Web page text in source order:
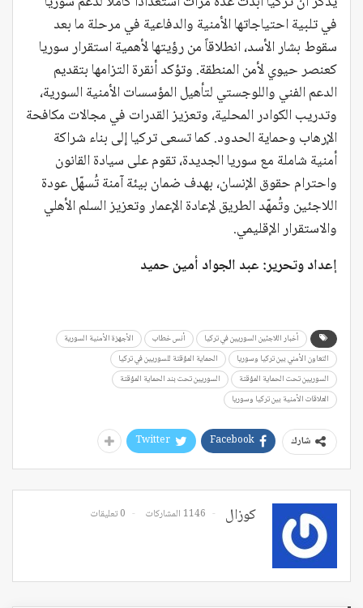
في تلبية احتياجاتها الأمنية والدفاعية في مرحلة ما بعد
سقوط بشار الأسد، انطلاقاً من رؤيتها لأهمية استقرار سوريا
كعنصر حيوي لأمن المنطقة. وتؤكد أنقرة التزامها بتقديم
الدعم الفني واللوجستي لتأهيل المؤسسات الأمنية السورية،
وتدريب الكوادر المحلية، وتعزيز القدرات في مجالات مكافحة
الإرهاب وحماية الحدود. كما تسعى تركيا إلى بناء شراكة
أمنية شاملة مع سوريا الجديدة، تقوم على سيادة القانون
واحترام حقوق الإنسان، بهدف ضمان بيئة آمنة تُسهّل عودة
اللاجئين وتُمهّد الطريق لإعادة الإعمار وتعزيز السلم الأهلي
والاستقرار الإقليمي.
إعداد وتحرير: عبد الجواد أمين حميد
أخبار اللاجئين السوريين في تركيا أنس خطاب
الأجهزة الأمنية السورية
التعاون الأمني بين تركيا وسوريا
الحماية المؤقتة للسوريين في تركيا
السوريين تحت الحماية المؤقتة
السوريين تحت بند الحماية المؤقتة
العلاقات الأمنية بين تركيا وسوريا
شارك Facebook
Twitter
كوزال 1146 المشاركات 0 تعليقات